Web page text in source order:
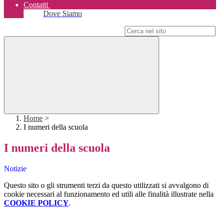
Contatti
Dove Siamo
Home >
I numeri della scuola
I numeri della scuola
Notizie
Questo sito o gli strumenti terzi da questo utilizzati si avvalgono di
cookie necessari al funzionamento ed utili alle finalità illustrate nella
COOKIE POLICY.